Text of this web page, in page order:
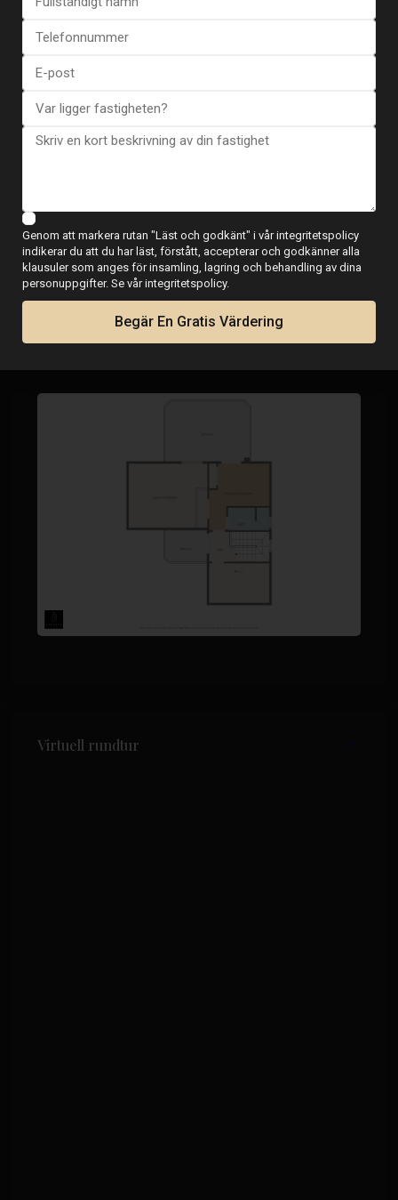
Virtuell rundtur
Genom att markera rutan "Läst och godkänt" i vår integritetspolicy
indikerar du att du har läst, förstått, accepterar och godkänner alla
klausuler som anges för insamling, lagring och behandling av dina
personuppgifter. Se vår integritetspolicy.
Begär En Gratis Värdering